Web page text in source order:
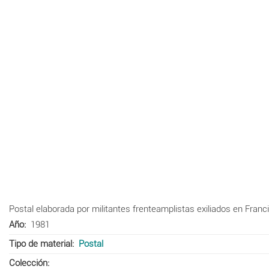
Postal elaborada por militantes frenteamplistas exiliados en
Año
1981
Tipo de material
Postal
Colección